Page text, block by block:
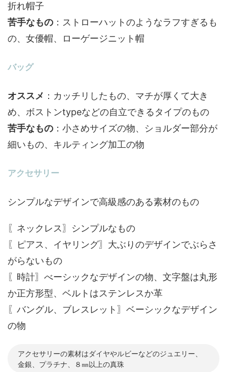
折れ帽子
苦手なもの ：ストローハットのようなラフすぎるも
の、女優帽、ローゲージニット帽
バッグ
オススメ ：カッチリしたもの、マチが厚くて大き
め、ボストンtypeなどの自立できるタイプのもの
苦手なもの ：小さめサイズの物、ショルダー部分が
細いもの、キルティング加工の物
アクセサリー
シンプルなデザインで高級感のある素材のもの
〖ネックレス〗シンプルなもの
〖ピアス、イヤリング〗大ぶりのデザインでぶらさ
がらないもの
〖時計〗べーシックなデザインの物、文字盤は丸形
か正方形型、ベルトはステンレスか革
〖バングル、ブレスレット〗ベーシックなデザイン
の物
アクセサリーの素材はダイヤやルビーなどのジュエリー、
金銀、プラチナ、８㎜以上の真珠